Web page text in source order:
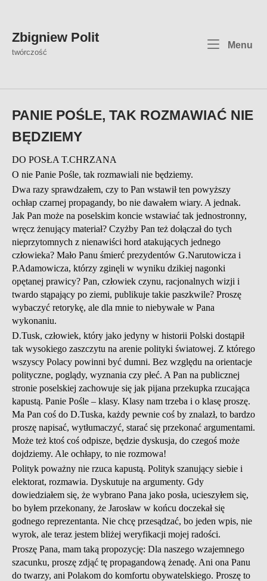
contentZbigniew Polit
twórczość
Menu
PANIE POŚLE, TAK ROZMAWIAĆ NIE
BĘDZIEMY
DO POSŁA T.CHRZANA
O nie Panie Pośle, tak rozmawiali nie będziemy.
Dwa razy sprawdzałem, czy to Pan wstawił ten powyższy
ochłap czarnej propagandy, bo nie dawałem wiary. A jednak.
Jak Pan może na poselskim koncie wstawiać tak jednostronny,
wręcz żenujący materiał? Czyżby Pan też dołączał do tych
nieprzytomnych z nienawiści hord atakujących jednego
człowieka? Mało Panu śmierć prezydentów G.Narutowicza i
P.Adamowicza, którzy zginęli w wyniku dzikiej nagonki
opętanej prawicy? Pan, człowiek czynu, racjonalnych wizji i
twardo stąpający po ziemi, publikuje takie paszkwile? Proszę
wybaczyć retorykę, ale dla mnie to niebywałe w Pana
wykonaniu.
D.Tusk, człowiek, który jako jedyny w historii Polski dostąpił
tak wysokiego zaszczytu na arenie polityki światowej. Z którego
wszyscy Polacy powinni być dumni. Bez względu na orientacje
polityczne, poglądy, wyznania czy płeć. A Pan na publicznej
stronie poselskiej zachowuje się jak pijana przekupka rzucająca
kapustą. Panie Pośle – klasy. Klasy nam trzeba i o klasę proszę.
Ma Pan coś do D.Tuska, każdy pewnie coś by znalazł, to bardzo
proszę napisać, wytłumaczyć, starać się przekonać argumentami.
Może też ktoś coś odpisze, będzie dyskusja, do czegoś może
dojdziemy. Ale ochłapy, to nie rozmowa!
Polityk poważny nie rzuca kapustą. Polityk szanujący siebie i
elektorat, rozmawia. Dyskutuje na argumenty. Gdy
dowiedziałem się, że wybrano Pana jako posła, ucieszyłem się,
bo byłem przekonany, że Jarosław w końcu doczekał się
godnego reprezentanta. Nie chcę przesądzać, bo jeden wpis, nie
wyrok, ale teraz jestem bliżej weryfikacji mojej radości.
Proszę Pana, mam taką propozycję: Dla naszego wzajemnego
szacunku, proszę zdjąć tę propagandową żenadę. Ani ona Panu
do twarzy, ani Polakom do komfortu obywatelskiego. Proszę to